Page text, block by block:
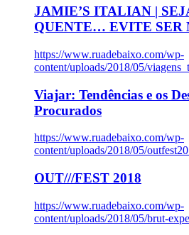
JAMIE’S ITALIAN |
QUENTE… EVITE SER
https://www.ruadebaixo.com/wp-
content/uploads/2018/05/
Viajar: Tendências e os
Procurados
https://www.ruadebaixo.com/wp-
content/uploads/2018/05/
OUT///FEST 2018
https://www.ruadebaixo.com/wp-
content/uploads/2018/05/brut-